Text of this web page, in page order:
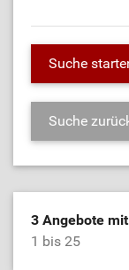
3 Angebote
1 bis 25